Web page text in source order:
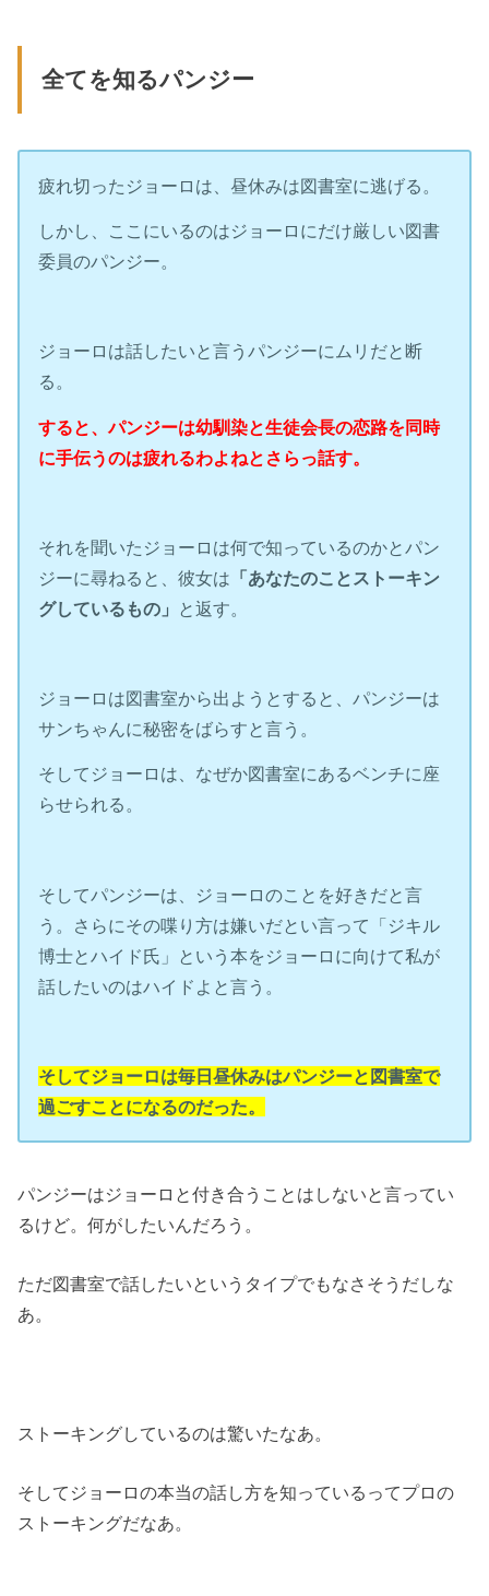
全てを知るパンジー
疲れ切ったジョーロは、昼休みは図書室に逃げる。
しかし、ここにいるのはジョーロにだけ厳しい図書
委員のパンジー。
ジョーロは話したいと言うパンジーにムリだと断
る。
すると、パンジーは幼馴染と生徒会長の恋路を同時
に手伝うのは疲れるわよねとさらっ話す。
それを聞いたジョーロは何で知っているのかとパン
ジーに尋ねると、彼女は 「あなたのことストーキン
グしているもの」
と返す。
ジョーロは図書室から出ようとすると、パンジーは
サンちゃんに秘密をばらすと言う。
そしてジョーロは、なぜか図書室にあるベンチに座
らせられる。
そしてパンジーは、ジョーロのことを好きだと言
う。さらにその喋り方は嫌いだとい言って「ジキル
博士とハイド氏」という本をジョーロに向けて私が
話したいのはハイドよと言う。
そしてジョーロは毎日昼休みはパンジーと図書室で
過ごすことになるのだった。
パンジーはジョーロと付き合うことはしないと言ってい
るけど。何がしたいんだろう。
ただ図書室で話したいというタイプでもなさそうだしな
あ。
ストーキングしているのは驚いたなあ。
そしてジョーロの本当の話し方を知っているってプロの
ストーキングだなあ。